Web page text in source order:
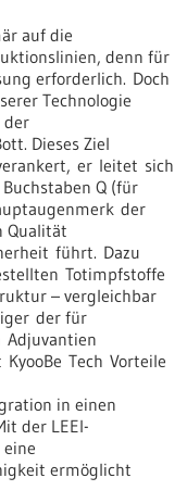
auf die
denn für
erforderlich. Doch
Technologie
der
Dieses Ziel
er leitet sich
Q (für
der
Qualität
führt. Dazu
Totimpfstoffe
– vergleichbar
der für
Tech Vorteile
in einen
der LEEI-
ermöglicht